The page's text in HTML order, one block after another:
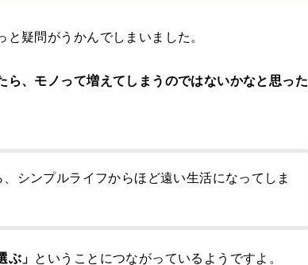
疑問がうかんでしまいました。
ら、モノって増えてしまうのではないかなと思った
シンプルライフからほど遠い生活になってしま
ぶ」 ということにつながっているようですよ。